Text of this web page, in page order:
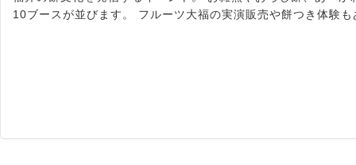
10ブースが並びます。 フルーツ大福の実演販売や餅つき体験も